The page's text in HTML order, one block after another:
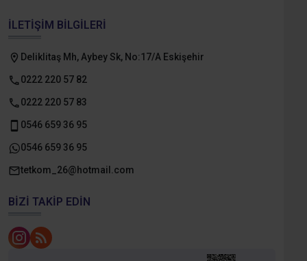
İLETIŞIM BILGILERI
Deliklitaş Mh, Aybey Sk, No:17/A Eskişehir
0222 220 57 82
0222 220 57 83
0546 659 36 95
0546 659 36 95
tetkom_26@hotmail.com
BIZI TAKIP EDIN